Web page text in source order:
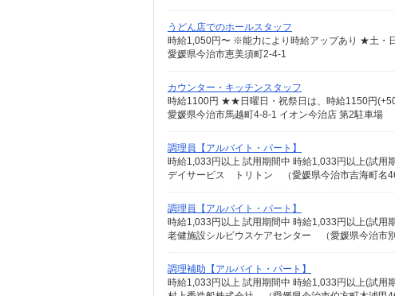
うどん店でのホールスタッフ
時給1,050円〜 ※能力により時給アップあり ★土・
愛媛県今治市恵美須町2-4-1
カウンター・キッチンスタッフ
時給1100円 ★★日曜日・祝祭日は、時給1150円
愛媛県今治市馬越町4-8-1 イオン今治店 第2駐車場
調理員【アルバイト・パート】
時給1,033円以上 試用期間中 時給1,033円以上(試用
デイサービス トリトン （愛媛県今治市吉海町名
調理員【アルバイト・パート】
時給1,033円以上 試用期間中 時給1,033円以上(試用
老健施設シルビウスケアセンター （愛媛県今治市
調理補助【アルバイト・パート】
時給1,033円以上 試用期間中 時給1,033円以上(試用